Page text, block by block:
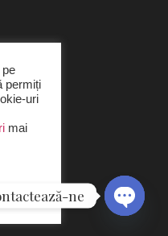
pe
permiți
uri
mai
ne